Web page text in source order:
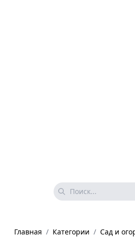
Главная / Категории / Сад и